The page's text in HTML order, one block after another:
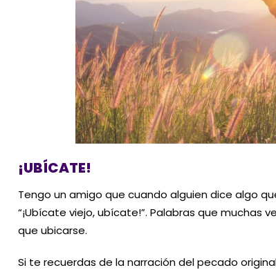
¡UBÍCATE!
Tengo un amigo que cuando alguien dice algo
“¡Ubícate viejo, ubícate!”. Palabras que muchas
que ubicarse.
Si te recuerdas de la narración del pecado